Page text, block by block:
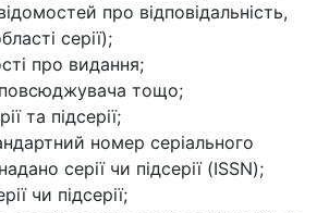
про відповідальність,
серії);
про видання;
тощо;
та підсерії;
номер серіального
серії чи підсерії (ISSN);
чи підсерії;